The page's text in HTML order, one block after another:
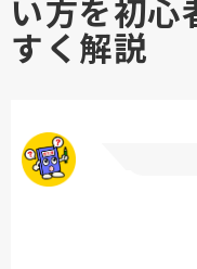
い方を初心
すく解説